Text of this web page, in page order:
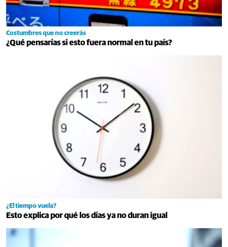
Costumbres que no creerás
¿Qué pensarías si esto fuera normal en tu país?
¿El tiempo vuela?
Esto explica por qué los días ya no duran igual